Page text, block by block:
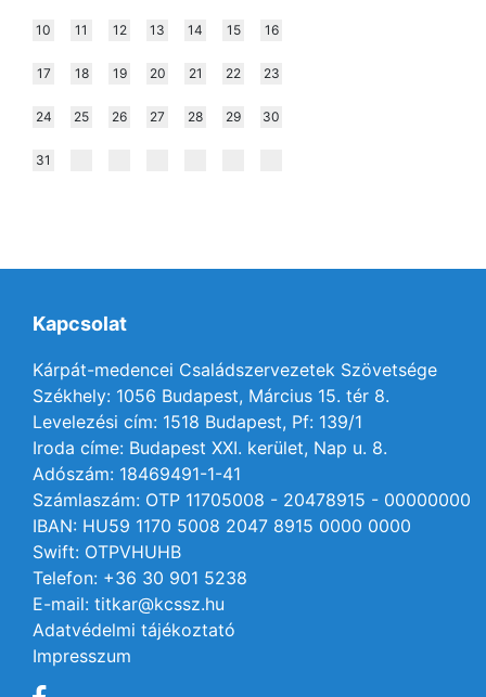
10 11 12 13 14 15 16
17 18 19 20 21 22 23
24 25 26 27 28 29 30
31
Kapcsolat
Kárpát-medencei Családszervezetek Szövetsége
Székhely: 1056 Budapest, Március 15. tér 8.
Levelezési cím: 1518 Budapest, Pf: 139/1
Iroda címe: Budapest XXI. kerület, Nap u. 8.
Adószám: 18469491-1-41
Számlaszám: OTP 11705008 - 20478915 - 00000000
IBAN: HU59 1170 5008 2047 8915 0000 0000
Swift: OTPVHUHB
Telefon: +36 30 901 5238
E-mail: titkar@kcssz.hu
Adatvédelmi tájékoztató
Impresszum